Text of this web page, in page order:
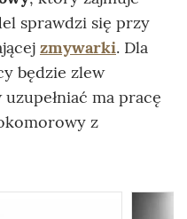
sprawdzi się przy
zmywarki. Dla
będzie zlew
ma pracę
z